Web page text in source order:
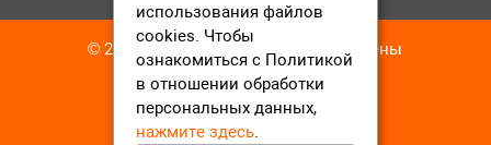
© 2016-2023 ТВР24 Все права защищены
использования файлов
cookies. Чтобы
ознакомиться с Политикой
в отношении обработки
персональных данных,
нажмите здесь.